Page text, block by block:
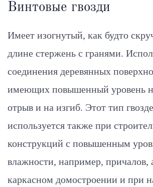
Винтовые гвозди
Имеет изогнутый, как будто
длине стержень с гранями.
соединения деревянных
имеющих повышенный уровень
отрыв и на изгиб. Этот тип
используется также при
конструкций с повышенным
влажности, например, причалов,
каркасном домостроении и при